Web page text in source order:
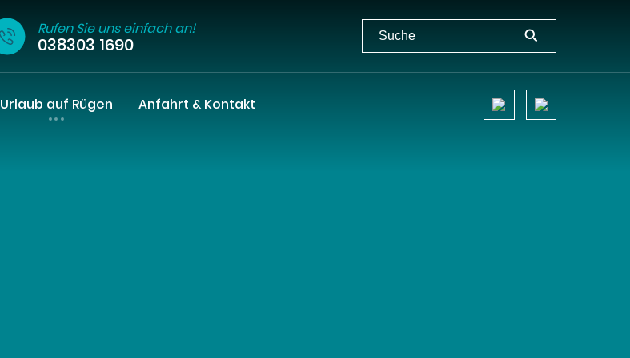
Rufen Sie uns einfach an!
038303 1690
Urlaub auf Rügen Anfahrt & Kontakt